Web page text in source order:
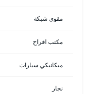
مقوي شبكة
مكتب افراح
ميكانيكي سيارات
نجار